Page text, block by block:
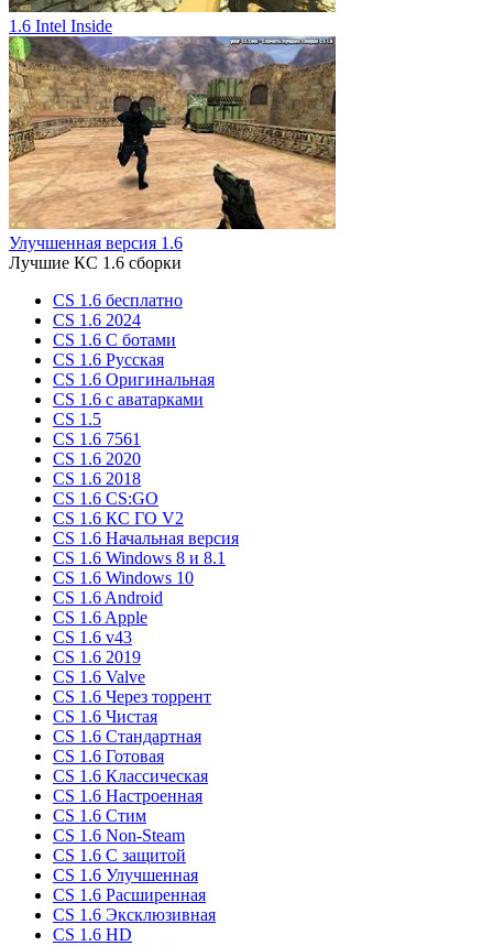
1.6 Intel Inside
Улучшенная версия 1.6
Лучшие КС 1.6 сборки
CS 1.6 бесплатно
CS 1.6 2024
CS 1.6 С ботами
CS 1.6 Русская
CS 1.6 Оригинальная
CS 1.6 c аватарками
CS 1.5
CS 1.6 7561
CS 1.6 2020
CS 1.6 2018
CS 1.6 CS:GO
CS 1.6 КС ГО V2
CS 1.6 Начальная версия
CS 1.6 Windows 8 и 8.1
CS 1.6 Windows 10
CS 1.6 Android
CS 1.6 Apple
CS 1.6 v43
CS 1.6 2019
CS 1.6 Valve
CS 1.6 Через торрент
CS 1.6 Чистая
CS 1.6 Стандартная
CS 1.6 Готовая
CS 1.6 Классическая
CS 1.6 Настроенная
CS 1.6 Стим
CS 1.6 Non-Steam
CS 1.6 C защитой
CS 1.6 Улучшенная
CS 1.6 Расширенная
CS 1.6 Эксклюзивная
CS 1.6 HD